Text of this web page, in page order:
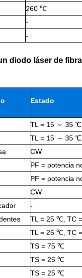
260 ℃
-
-
diodo láser de
Estado
TL = 15 ～ 35
TL = 15 ～ 35
CW
PF = potencia
PF = potencia
CW
-
TL = 25 ℃, TC
TL = 25 ℃, TC
TS = 75 ℃
TS = 25 ℃
TS = 25 ℃